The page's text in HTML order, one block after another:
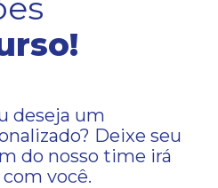
deseja um
Deixe seu
do nosso time irá
você.